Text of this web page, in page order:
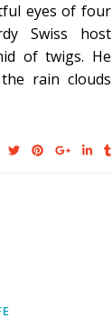
eyes of four
Swiss host
of twigs. He
rain clouds